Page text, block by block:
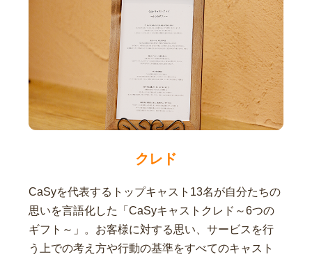
クレド
CaSyを代表するトップキャスト13名が自分たちの
思いを言語化した「CaSyキャストクレド～6つの
ギフト～」。お客様に対する思い、サービスを行
う上での考え方や行動の基準をすべてのキャスト